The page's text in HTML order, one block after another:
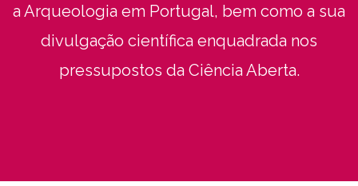
a Arqueologia em Portugal, bem como a sua
divulgação científica enquadrada nos
pressupostos da Ciência Aberta.